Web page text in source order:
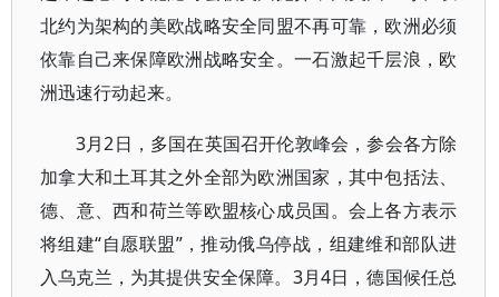
北约为架构的美欧战略安全同盟不再可靠，欧洲必须
依靠自己来保障欧洲战略安全。一石激起千层浪，欧
洲迅速行动起来。
3月2日，多国在英国召开伦敦峰会，参会各方除
加拿大和土耳其之外全部为欧洲国家，其中包括法、
德、意、西和荷兰等欧盟核心成员国。会上各方表示
将组建“自愿联盟”，推动俄乌停战，组建维和部队进
入乌克兰，为其提供安全保障。3月4日，德国候任总